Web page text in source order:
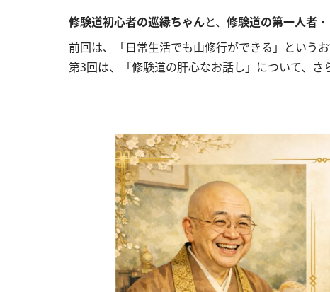
修験道初心者の巡縁ちゃんと、 修験道の第一人者
前回は、「日常生活でも山修行ができる」という
第3回は、「修験道の肝心なお話し」について、さ